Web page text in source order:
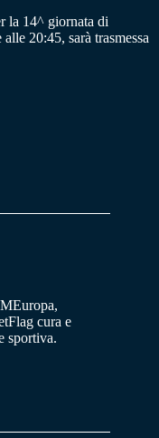
la 14^ giornata di
20:45, sarà trasmessa
cura e
sportiva.